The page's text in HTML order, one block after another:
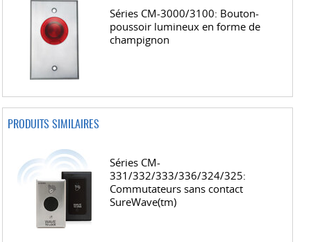
Séries CM-3000/3100: Bouton-
poussoir lumineux en forme de
champignon
PRODUITS SIMILAIRES
Séries CM-
331/332/333/336/324/325:
Commutateurs sans contact
SureWave(tm)